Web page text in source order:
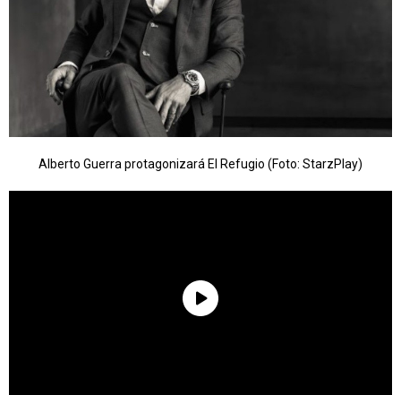
Alberto Guerra protagonizará El Refugio (Foto: StarzPlay)